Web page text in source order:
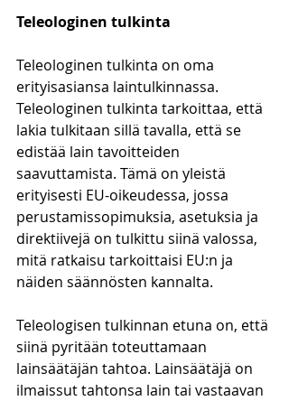
Teleologinen tulkinta
Teleologinen tulkinta on oma
erityisasiansa laintulkinnassa.
Teleologinen tulkinta tarkoittaa, että
lakia tulkitaan sillä tavalla, että se
edistää lain tavoitteiden
saavuttamista. Tämä on yleistä
erityisesti EU-oikeudessa, jossa
perustamissopimuksia, asetuksia ja
direktiivejä on tulkittu siinä valossa,
mitä ratkaisu tarkoittaisi EU:n ja
näiden säännösten kannalta.
Teleologisen tulkinnan etuna on, että
siinä pyritään toteuttamaan
lainsäätäjän tahtoa. Lainsäätäjä on
ilmaissut tahtonsa lain tai vastaavan